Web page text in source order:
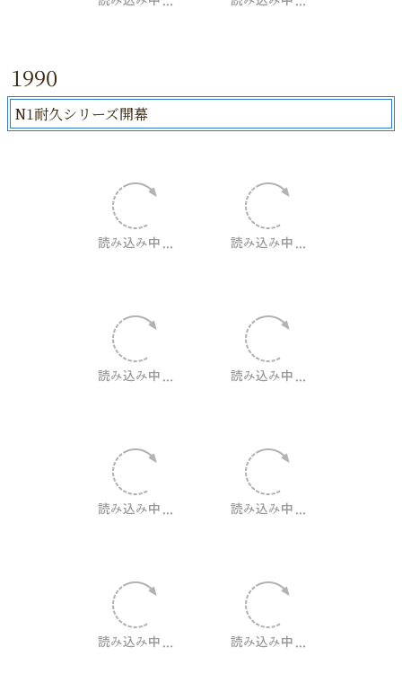
1990
N1耐久シリーズ開幕